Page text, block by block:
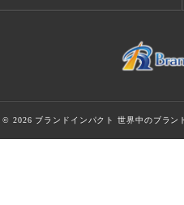
© 2026 ブランドインパクト 世界中のブラン